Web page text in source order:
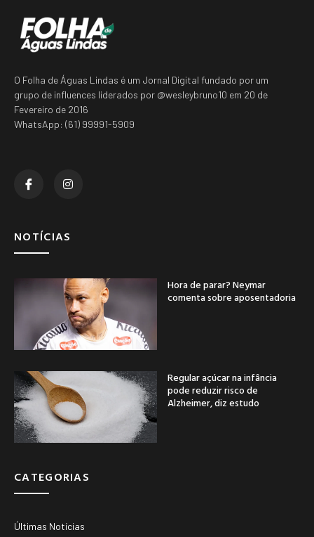
O Folha de Águas Lindas é um Jornal Digital fundado por um
grupo de influences liderados por @wesleybruno10 em 20 de
Fevereiro de 2016
WhatsApp: (61) 99991-5909
NOTÍCIAS
Hora de parar? Neymar
comenta sobre aposentadoria
Regular açúcar na infância
pode reduzir risco de
Alzheimer, diz estudo
CATEGORIAS
Últimas Notícias